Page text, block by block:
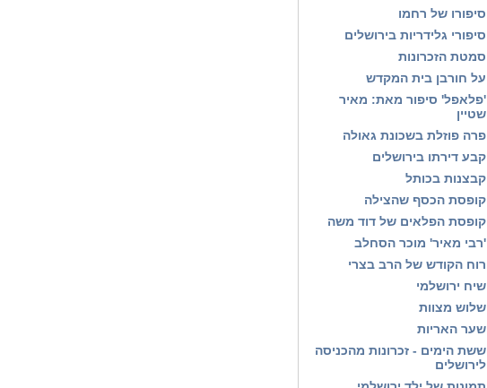
סיפורו של רחמו
סיפורי גלידריות בירושלים
סמטת הזכרונות
על חורבן בית המקדש
'פלאפל' סיפור מאת: מאיר
שטיין
פרה פוזלת בשכונת גאולה
קבע דירתו בירושלים
קבצנות בכותל
קופסת הכסף שהצילה
קופסת הפלאים של דוד משה
'רבי מאיר' מוכר הסחלב
רוח הקודש של הרב בצרי
שיח ירושלמי
שלוש מצוות
שער האריות
ששת הימים - זכרונות מהכניסה
לירושלים